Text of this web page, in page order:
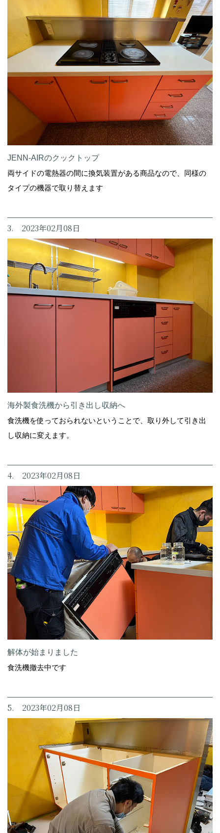
JENN-AIRのクックトップ
両サイドの電熱器の間に換気装置がある商品なので、同様の
タイプの機器で取り替えます
3. 2023年02月08日
海外製食洗機から引き出し収納へ
食洗機を使っておられないということで、取り外して引き出
し収納に変えます。
4. 2023年02月08日
解体が始まりました
食洗機撤去中です
5. 2023年02月08日